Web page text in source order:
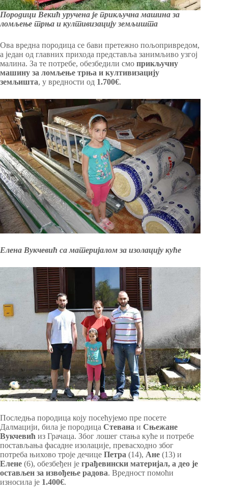
Породици Векић уручена је прикључна машина за
ломљење трња и култивизацију земљишта
Ова вредна породица се бави претежно пољопривредом,
а један од главних прихода представља занимљиво узгој
малина. За те потребе, обезбедили смо прикључну
машину за ломљење трња и култивизацију
земљишта, у вредности од 1.700€.
Елена Вукчевић са материјалом за изолацију куће
Последња породица коју посећујемо пре посете
Далмацији, била је породица Стевана и Сњежане
Вукчевић из Грачаца. Због лошег стања куће и потребе
постављања фасадне изолације, превасходно због
потреба њихово троје дечице Петра (14), Ане (13) и
Елене (6), обезбеђен је грађевински материјал, а део је
остављен за извођење радова. Вредност помоћи
износила је 1.400€.